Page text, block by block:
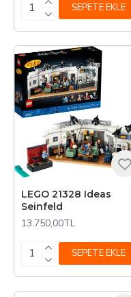
SEPETE EKLE
LEGO 21328 Ideas
Seinfeld
13.750,00TL
SEPETE EKLE